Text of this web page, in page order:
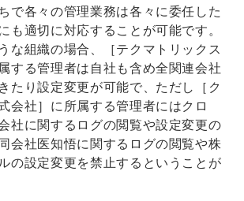
で各々の管理業務は各々に委任した
も適切に対応することが可能です。
な組織の場合、［テクマトリックス
する管理者は自社も含め全関連会社
たり設定変更が可能で、ただし［ク
会社］に所属する管理者にはクロ
社に関するログの閲覧や設定変更の
会社医知悟に関するログの閲覧や株
の設定変更を禁止するということが